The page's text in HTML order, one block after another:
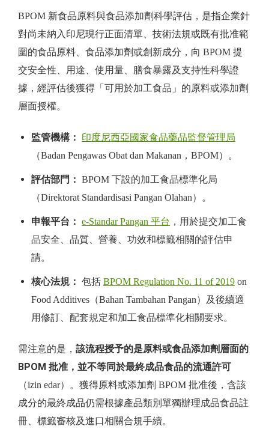
BPOM 新食品原料與食品添加劑科學評估，是指企業針
對尚未納入印尼現行正面清單、技術法規或既有批准範
圍的食品原料、食品添加劑或創新成分，向 BPOM 提
交安全性、用途、使用量、膳食暴露及支持性科學證
據，經評估後獲得「可用於加工食品」的原料或添加劑
層面授權。
監管機構：
印度尼西亞國家食品藥品監督管理局
（Badan Pengawas Obat dan Makanan，BPOM）。
評估部門： BPOM 下設的加工食品標準化局
（Direktorat Standardisasi Pangan Olahan）。
申報平台： e-Standar Pangan 平台 ，用於提交加工食
品安全、品質、營養、功效和標籤相關的評估申
請。
核心法規： 包括 BPOM Regulation No. 11 of 2019 on
Food Additives（Bahan Tambahan Pangan）及後續適
用修訂、配套規定和加工食品標準化相關要求。
需注意的是， 該流程授予的是原料或食品添加劑層面的
BPOM 批准，並不等同於最終成品食品的流通許可
（izin edar）。獲得原料或添加劑 BPOM 批准後，含該
成分的最終成品仍需根據產品類別單獨辦理成品食品註
冊、標籤審核及進口相關合規手續。